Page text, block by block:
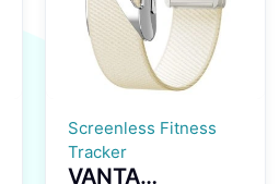
Screenless Fitness
Tracker
VANTA